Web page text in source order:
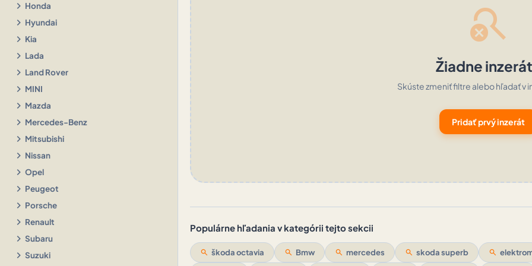
chevron_right Honda
chevron_right Hyundai
chevron_right Kia
chevron_right Lada
chevron_right Land Rover
chevron_right MINI
chevron_right Mazda
chevron_right Mercedes-Benz
chevron_right Mitsubishi
chevron_right Nissan
chevron_right Opel
chevron_right Peugeot
chevron_right Porsche
chevron_right Renault
chevron_right Subaru
chevron_right Suzuki
search_off
Žiadne
Skúste zmeniť filtre alebo hľadať v
Pridať prvý inzerát
Populárne hľadania v kategórii tejto sekcii
search škoda octavia search Bmw search mercedes search skoda superb search